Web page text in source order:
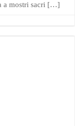
a mostri sacri […]